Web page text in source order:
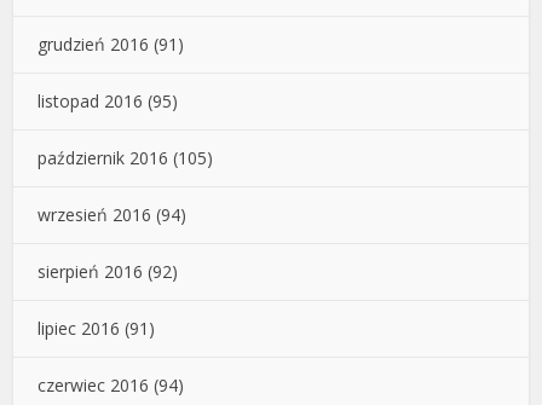
grudzień 2016 (91)
listopad 2016 (95)
październik 2016 (105)
wrzesień 2016 (94)
sierpień 2016 (92)
lipiec 2016 (91)
czerwiec 2016 (94)